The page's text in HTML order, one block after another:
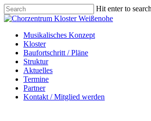
Skip
to
content
Hit enter to
Close
Menu
Menu
Musikalisches Konzept
Kloster
Baufortschritt / Pläne
Struktur
Aktuelles
Termine
Partner
Kontakt / Mitglied werden